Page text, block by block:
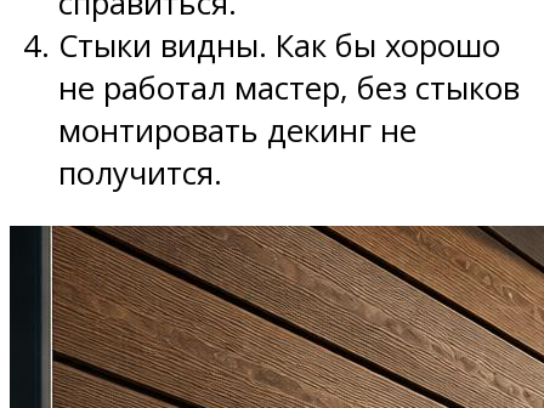
Стыки видны. Как бы хорошо
не работал мастер, без стыков
монтировать декинг не
получится.